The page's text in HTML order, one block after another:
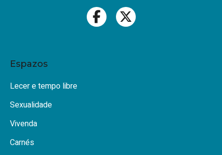
Espazos
Lecer e tempo libre
Sexualidade
Vivenda
Carnés